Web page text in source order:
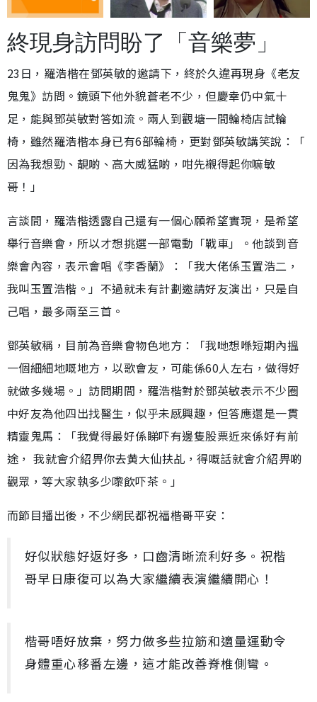
終現身訪問盼了「音樂夢」
23日，羅浩楷在鄧英敏的邀請下，終於久違再現身《老友
鬼鬼》訪問。鏡頭下他外貌蒼老不少，但慶幸仍中氣十
足，能與鄧英敏對答如流。兩人到觀塘一間輪椅店試輪
椅，雖然羅浩楷本身已有6部輪椅，更對鄧英敏講笑說：「
因為我想勁、靚啲、高大威猛啲，咁先襯得起你嘛敏
哥！」
言談間，羅浩楷透露自己還有一個心願希望實現，是希望
舉行音樂會，所以才想挑選一部電動「戰車」。他談到音
樂會內容，表示會唱《李香蘭》：「我大佬係玉置浩二，
我叫玉置浩楷。」不過就未有計劃邀請好友演出，只是自
己唱，最多兩至三首。
鄧英敏稱，目前為音樂會物色地方：「我哋想喺短期內搵
一個細細地嘅地方，以歌會友，可能係60人左右，做得好
就做多幾場。」訪問期間，羅浩楷對於鄧英敏表示不少圈
中好友為他四出找醫生，似乎未感興趣，但答應還是一貫
精靈鬼馬：「我覺得最好係睇吓有邊隻股票近來係好有前
途， 我就會介紹畀你去黄大仙扶乩，得嘅話就會介紹畀啲
觀眾，等大家執多少嚟飲吓茶。」
而節目播出後，不少網民都祝福楷哥平安：
好似狀態好返好多，口齒清晰流利好多。祝楷
哥早日康復可以為大家繼續表演繼續開心！
楷哥唔好放棄，努力做多些拉筋和適量運動令
身體重心移番左邊，這才能改善脊椎側彎。